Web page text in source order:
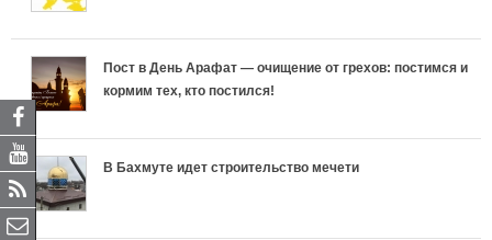
Пост в День Арафат — очищение от грехов: постимся и
кормим тех, кто постился!
В Бахмуте идет строительство мечети